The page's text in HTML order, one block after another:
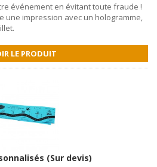
événement en évitant toute fraude !
une impression avec un hologramme,
LE PRODUIT
(Sur devis)